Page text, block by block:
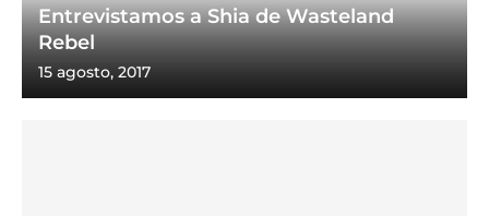
Entrevistamos a Shia de Wasteland
Rebel
15 agosto, 2017